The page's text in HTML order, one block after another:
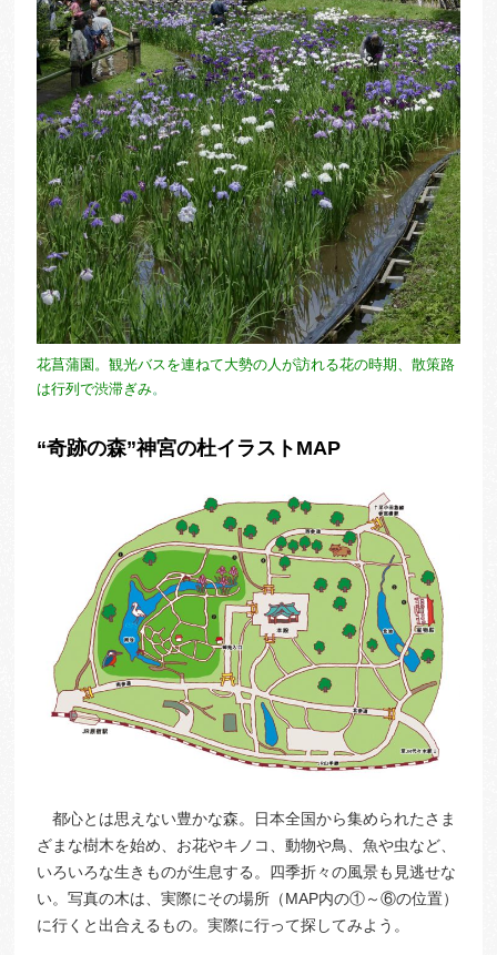
花菖蒲園。観光バスを連ねて大勢の人が訪れる花の時期、散策路
は行列で渋滞ぎみ。
“奇跡の森”神宮の杜イラストMAP
都心とは思えない豊かな森。日本全国から集められたさま
ざまな樹木を始め、お花やキノコ、動物や鳥、魚や虫など、
いろいろな生きものが生息する。四季折々の風景も見逃せな
い。写真の木は、実際にその場所（MAP内の①～⑥の位置）
に行くと出合えるもの。実際に行って探してみよう。